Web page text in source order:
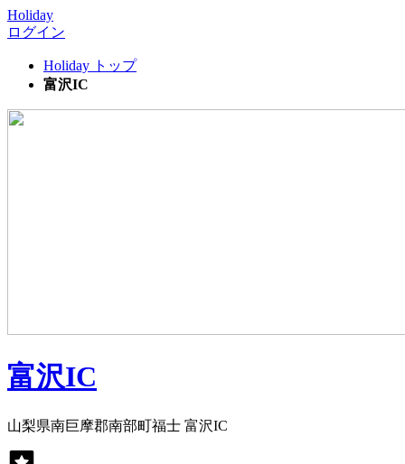
Holiday
ログイン
Holiday トップ
富沢IC
富沢IC
山梨県南巨摩郡南部町福士 富沢IC